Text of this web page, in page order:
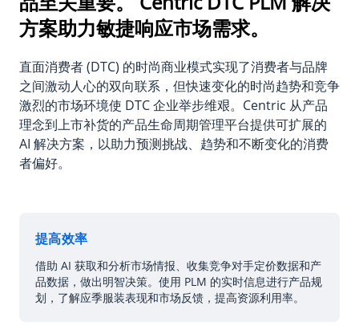
方案助力敏捷响应市场需求。
直面消费者 (DTC) 的时尚商业模式实现了消费者与品牌
之间激动人心的双向联系，但快速变化的时尚趋势和竞争
激烈的市场环境使 DTC 企业举步维艰。Centric 从产品
理念到上市补货的产品生命周期管理平台提供可扩展的
AI 解决方案，以助力预测挑战、趋势和不断变化的消费
者偏好。
提高效率
借助 AI 获取和分析市场情报、收集竞争对手定价数据和产
品数据，做出明智决策。使用 PLM 的实时信息进行产品规
划，了解应季服装表现和市场反馈，提高资源利用率。